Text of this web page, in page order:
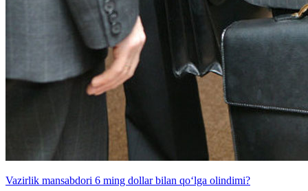
Vazirlik mansabdori 6 ming dollar bilan qo‘lga olindimi?